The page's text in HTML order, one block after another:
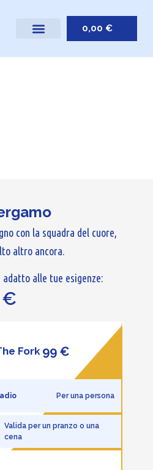
0,00€
con la squadra del cuore,
altro ancora.
alle tue esigenze:
€
Fork 99 €
Per una persona
Valida per un pranzo o una
cena